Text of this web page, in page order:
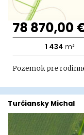
78 870,00
1 434 m²
Pozemok pre
Turčiansky Michal